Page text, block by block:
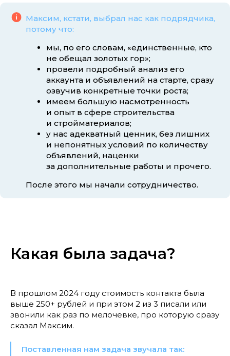
Максим, кстати, выбрал нас как подрядчика,
потому что:
мы, по его словам, «единственные, кто
не обещал золотых гор»;
провели подробный анализ его
аккаунта и объявлений на старте, сразу
озвучив конкретные точки роста;
имеем большую насмотренность
и опыт в сфере строительства
и стройматериалов;
у нас адекватный ценник, без лишних
и непонятных условий по количеству
объявлений, наценки
за дополнительные работы и прочего.
После этого мы начали сотрудничество.
Какая была задача?
В прошлом 2024 году стоимость контакта была
выше 250+ рублей и при этом 2 из 3 писали или
звонили как раз по мелочевке, про которую сразу
сказал Максим.
Поставленная нам задача звучала так: